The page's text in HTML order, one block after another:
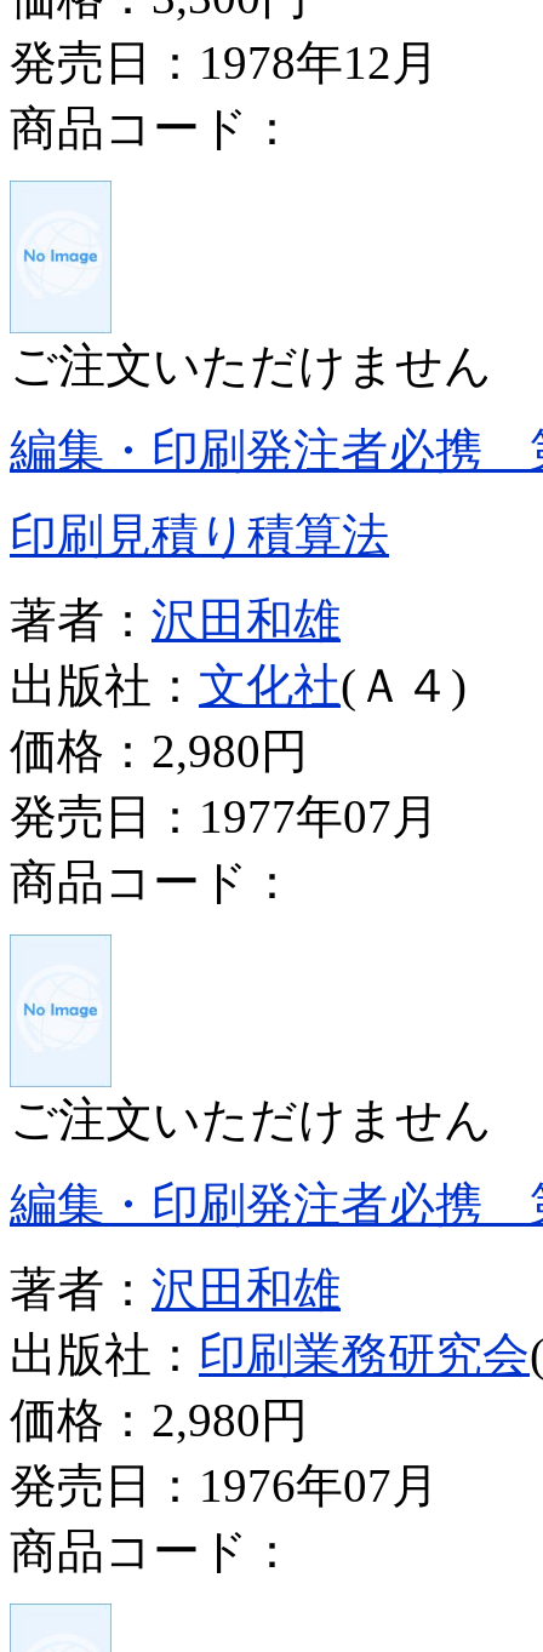
発売日：1978年12月
商品コード：
ご注文いただけません
編集・印刷発注者必携
印刷見積り積算法
著者： 沢田和雄
出版社： 文化社(Ａ４)
価格： 2,980円
発売日：1977年07月
商品コード：
ご注文いただけません
編集・印刷発注者必携
著者： 沢田和雄
出版社： 印刷業務研究会
価格： 2,980円
発売日：1976年07月
商品コード：